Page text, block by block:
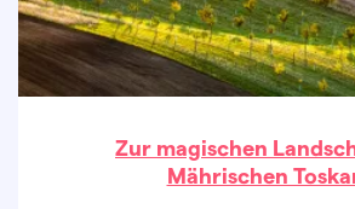
Zur magischen
Mährischen